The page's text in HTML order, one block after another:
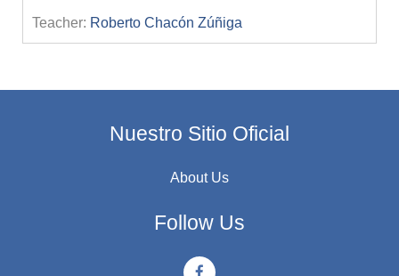
Teacher: Roberto Chacón Zúñiga
Nuestro Sitio Oficial
About Us
Follow Us